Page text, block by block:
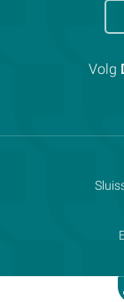
Volg